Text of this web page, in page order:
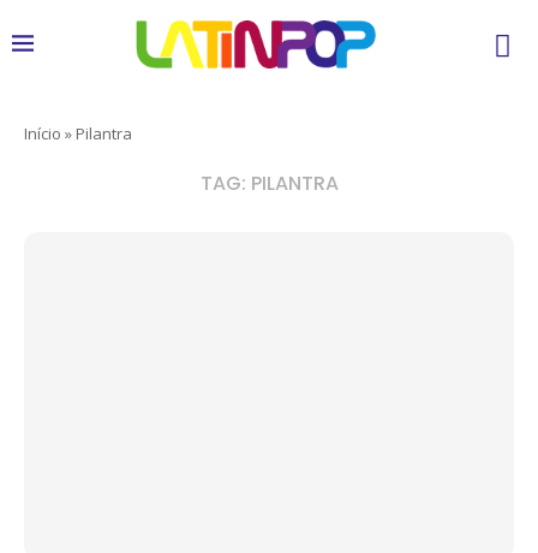
Início » Pilantra
TAG: PILANTRA